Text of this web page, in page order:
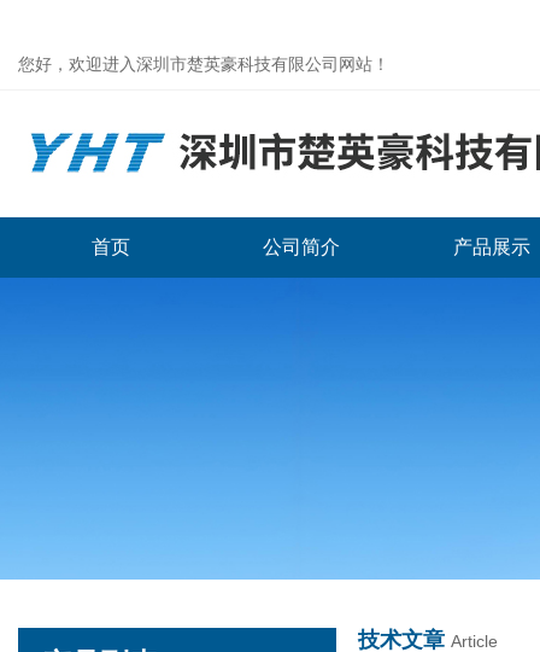
您好，欢迎进入深圳市楚英豪科技有限公司网站！
首页 公司简介 产品展示
技术文章 Article